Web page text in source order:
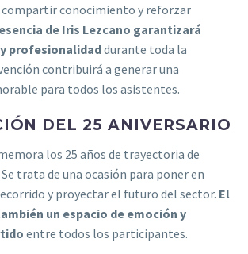
conocimiento y reforzar
de Iris Lezcano garantizará
profesionalidaddurante toda la
contribuirá a generar una
para todos los asistentes.
DEL 25 ANIVERSARIO
los 25 años de trayectoria de
Se trata de una ocasión para poner en
y proyectar el futuro del sector. El
un espacio de emoción y
entre todos los participantes.